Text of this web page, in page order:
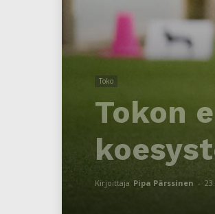
Toko
Tokon
Kirjoittaja Pipa Pärssinen -